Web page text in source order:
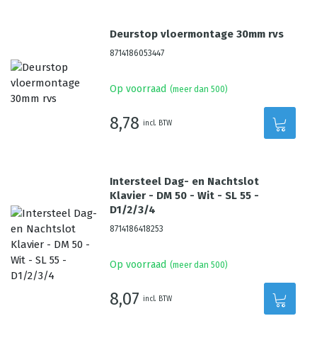
Deurstop vloermontage 30mm rvs
8714186053447
Op voorraad (meer dan 500)
8,78 incl. BTW
Intersteel Dag- en Nachtslot
Klavier - DM 50 - Wit - SL 55 -
D1/2/3/4
8714186418253
Op voorraad (meer dan 500)
8,07 incl. BTW